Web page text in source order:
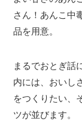
さん！あんこ中
品を用意。
まるでおとぎ話
内には、おいし
をつくりたい、
ツが並びます。